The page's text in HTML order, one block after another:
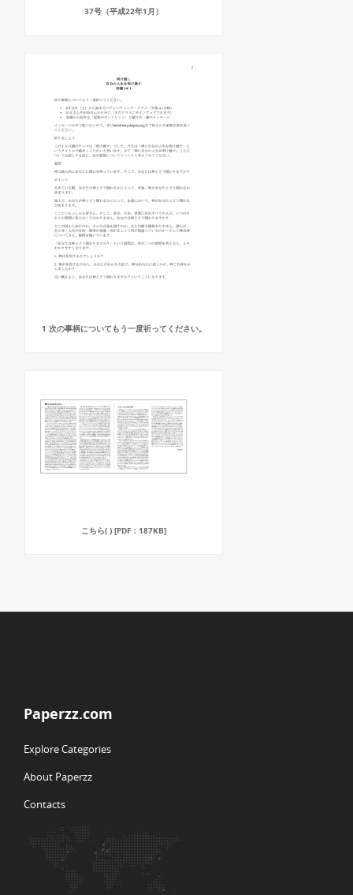
37号（平成22年1月）
1 次の事柄についてもう一度祈ってください。
こちら( ) [PDF：187KB]
Paperzz.com
Explore Categories
About Paperzz
Contacts